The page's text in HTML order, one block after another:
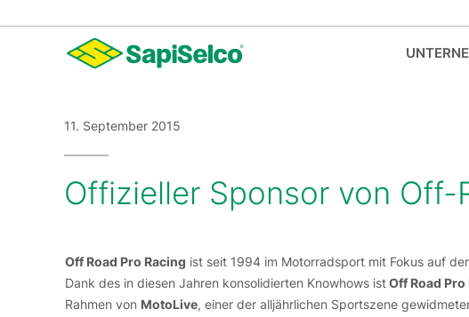
11. September 2015
Offizieller Sponsor von Off-
Off Road Pro Racing ist seit 1994 im Motorradsport mit Fokus auf
Dank des in diesen Jahren konsolidierten Knowhows istOff Road Pro
Rahmen von MotoLive, einer der alljährlichen Sportszene